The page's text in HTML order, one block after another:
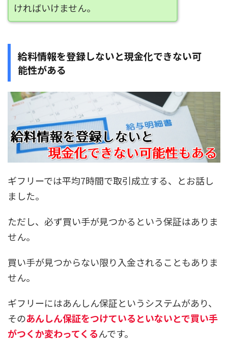
ければいけません。
給料情報を登録しないと現金化できない可
能性がある
ギフリーでは平均7時間で取引成立する、とお話し
ました。
ただし、 必ず買い手が見つかるという保証はありま
せん。
買い手が見つからない限り入金されることもありま
せん。
ギフリーにはあんしん保証というシステムがあり、
そのあんしん保証をつけているといないとで買い手
がつくか変わってくるんです。